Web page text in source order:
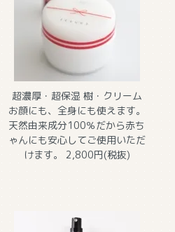
超濃厚・超保湿 樹・クリーム
お顔にも、全身にも使えます。
天然由来成分100％だから赤ち
ゃんにも安心してご使用いただ
けます。 2,800円(税抜)